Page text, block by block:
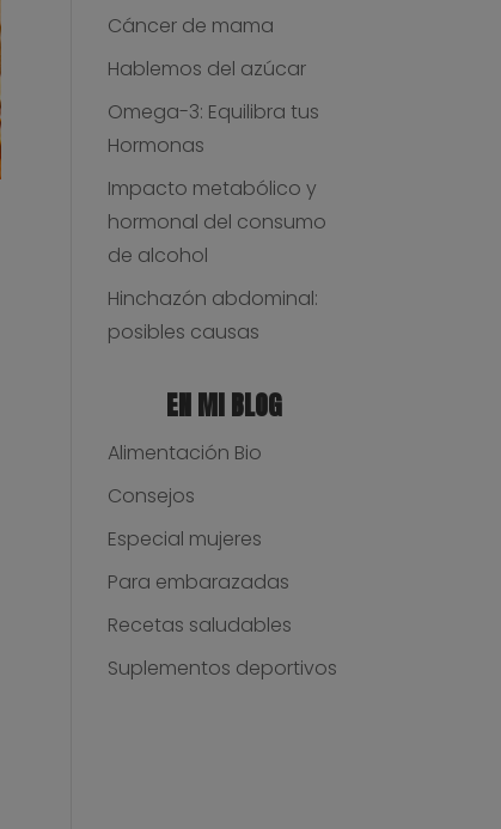
Cáncer de mama
Hablemos del azúcar
Omega-3: Equilibra tus
Hormonas
Impacto metabólico y
hormonal del consumo
de alcohol
Hinchazón abdominal:
posibles causas
EN MI BLOG
Alimentación Bio
Consejos
Especial mujeres
Para embarazadas
Recetas saludables
Suplementos deportivos